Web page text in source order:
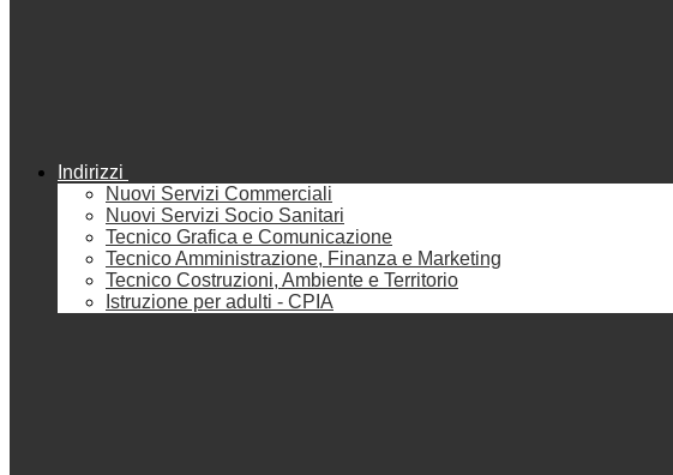
Indirizzi
Nuovi Servizi Commerciali
Nuovi Servizi Socio Sanitari
Tecnico Grafica e Comunicazione
Tecnico Amministrazione, Finanza e Marketing
Tecnico Costruzioni, Ambiente e Territorio
Istruzione per adulti - CPIA